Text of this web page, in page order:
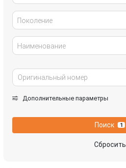
Поколение
Наименование
Дополнительные параметры
Поиск 1
Сбросить